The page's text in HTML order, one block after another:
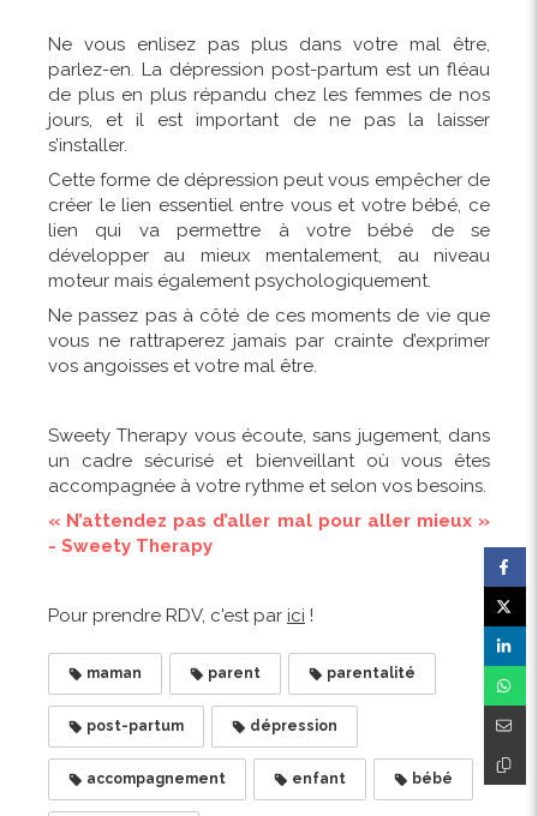
Ne vous enlisez pas plus dans votre mal être,
parlez-en. La dépression post-partum est un fléau
de plus en plus répandu chez les femmes de nos
jours, et il est important de ne pas la laisser
s’installer.
Cette forme de dépression peut vous empêcher de
créer le lien essentiel entre vous et votre bébé, ce
lien qui va permettre à votre bébé de se
développer au mieux mentalement, au niveau
moteur mais également psychologiquement.
Ne passez pas à côté de ces moments de vie que
vous ne rattraperez jamais par crainte d’exprimer
vos angoisses et votre mal être.
Sweety Therapy vous écoute, sans jugement, dans
un cadre sécurisé et bienveillant où vous êtes
accompagnée à votre rythme et selon vos besoins.
« N’attendez pas d’aller mal pour aller mieux »
- Sweety Therapy
Pour prendre RDV, c'est par ici !
maman parent parentalité
post-partum dépression
accompagnement enfant bébé